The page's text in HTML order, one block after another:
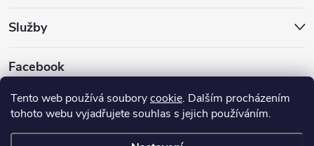
Tento web používá souborycookie. Dalším procházením
tohoto webu vyjadřujete souhlas s jejich používáním.
Služby
Facebook